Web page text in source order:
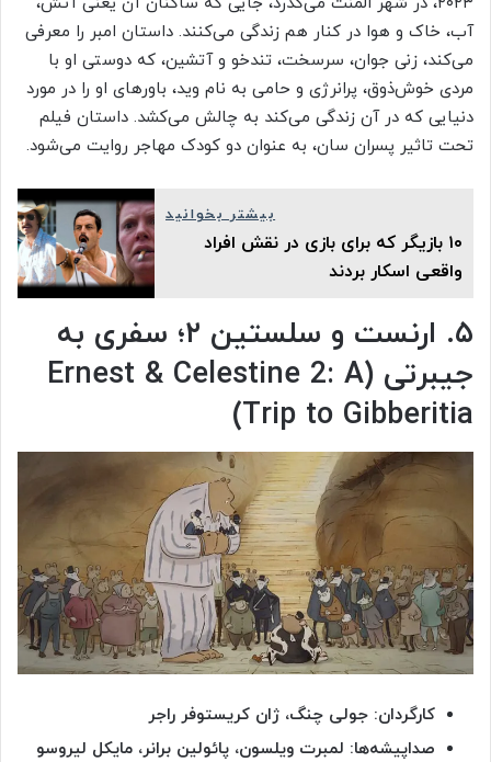
آب، خاک و هوا در کنار هم زندگی می‌کنند. داستان امبر را معرفی
می‌کند، زنی جوان، سرسخت، تندخو و آتشین، که دوستی او با
مردی خوش‌ذوق، پرانرژی و حامی به نام وید، باورهای او را در مورد
دنیایی که در آن زندگی می‌کند به چالش می‌کشد. داستان فیلم
تحت تاثیر پسران سان، به عنوان دو کودک مهاجر روایت می‌شود.
بیشتر بخوانید
۱۰ بازیگر که برای بازی در نقش افراد
واقعی اسکار بردند
۵. ارنست و سلستین ۲؛ سفری به
جیبرتی (Ernest & Celestine 2: A
Trip to Gibberitia)
کارگردان: جولی چنگ، ژان کریستوفر راجر
صداپیشه‌ها: لمبرت ویلسون، پائولین برانر، مایکل لیروسو